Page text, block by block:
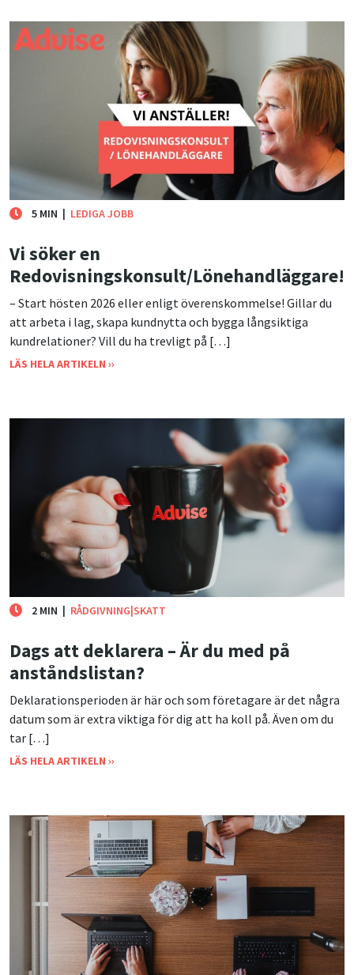
5 MIN | LEDIGA JOBB
Vi söker en
Redovisningskonsult/Lönehandläggare!
– Start hösten 2026 eller enligt överenskommelse! Gillar du
att arbeta i lag, skapa kundnytta och bygga långsiktiga
kundrelationer? Vill du ha trevligt på […]
LÄS HELA ARTIKELN ››
2 MIN | RÅDGIVNING|SKATT
Dags att deklarera – Är du med på
anståndslistan?
Deklarationsperioden är här och som företagare är det några
datum som är extra viktiga för dig att ha koll på. Även om du
tar […]
LÄS HELA ARTIKELN ››